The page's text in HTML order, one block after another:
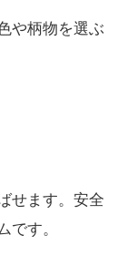
や柄物を選ぶ
せます。安全
です。